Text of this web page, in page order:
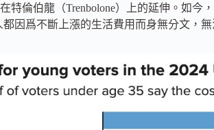
特倫伯龍（Trenbolone）上的延伸。如今
都因爲不斷上漲的生活費用而身無分文，